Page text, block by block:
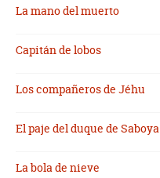
La mano del muerto
Capitán de lobos
Los compañeros de Jéhu
El paje del duque de Saboya
La bola de nieve